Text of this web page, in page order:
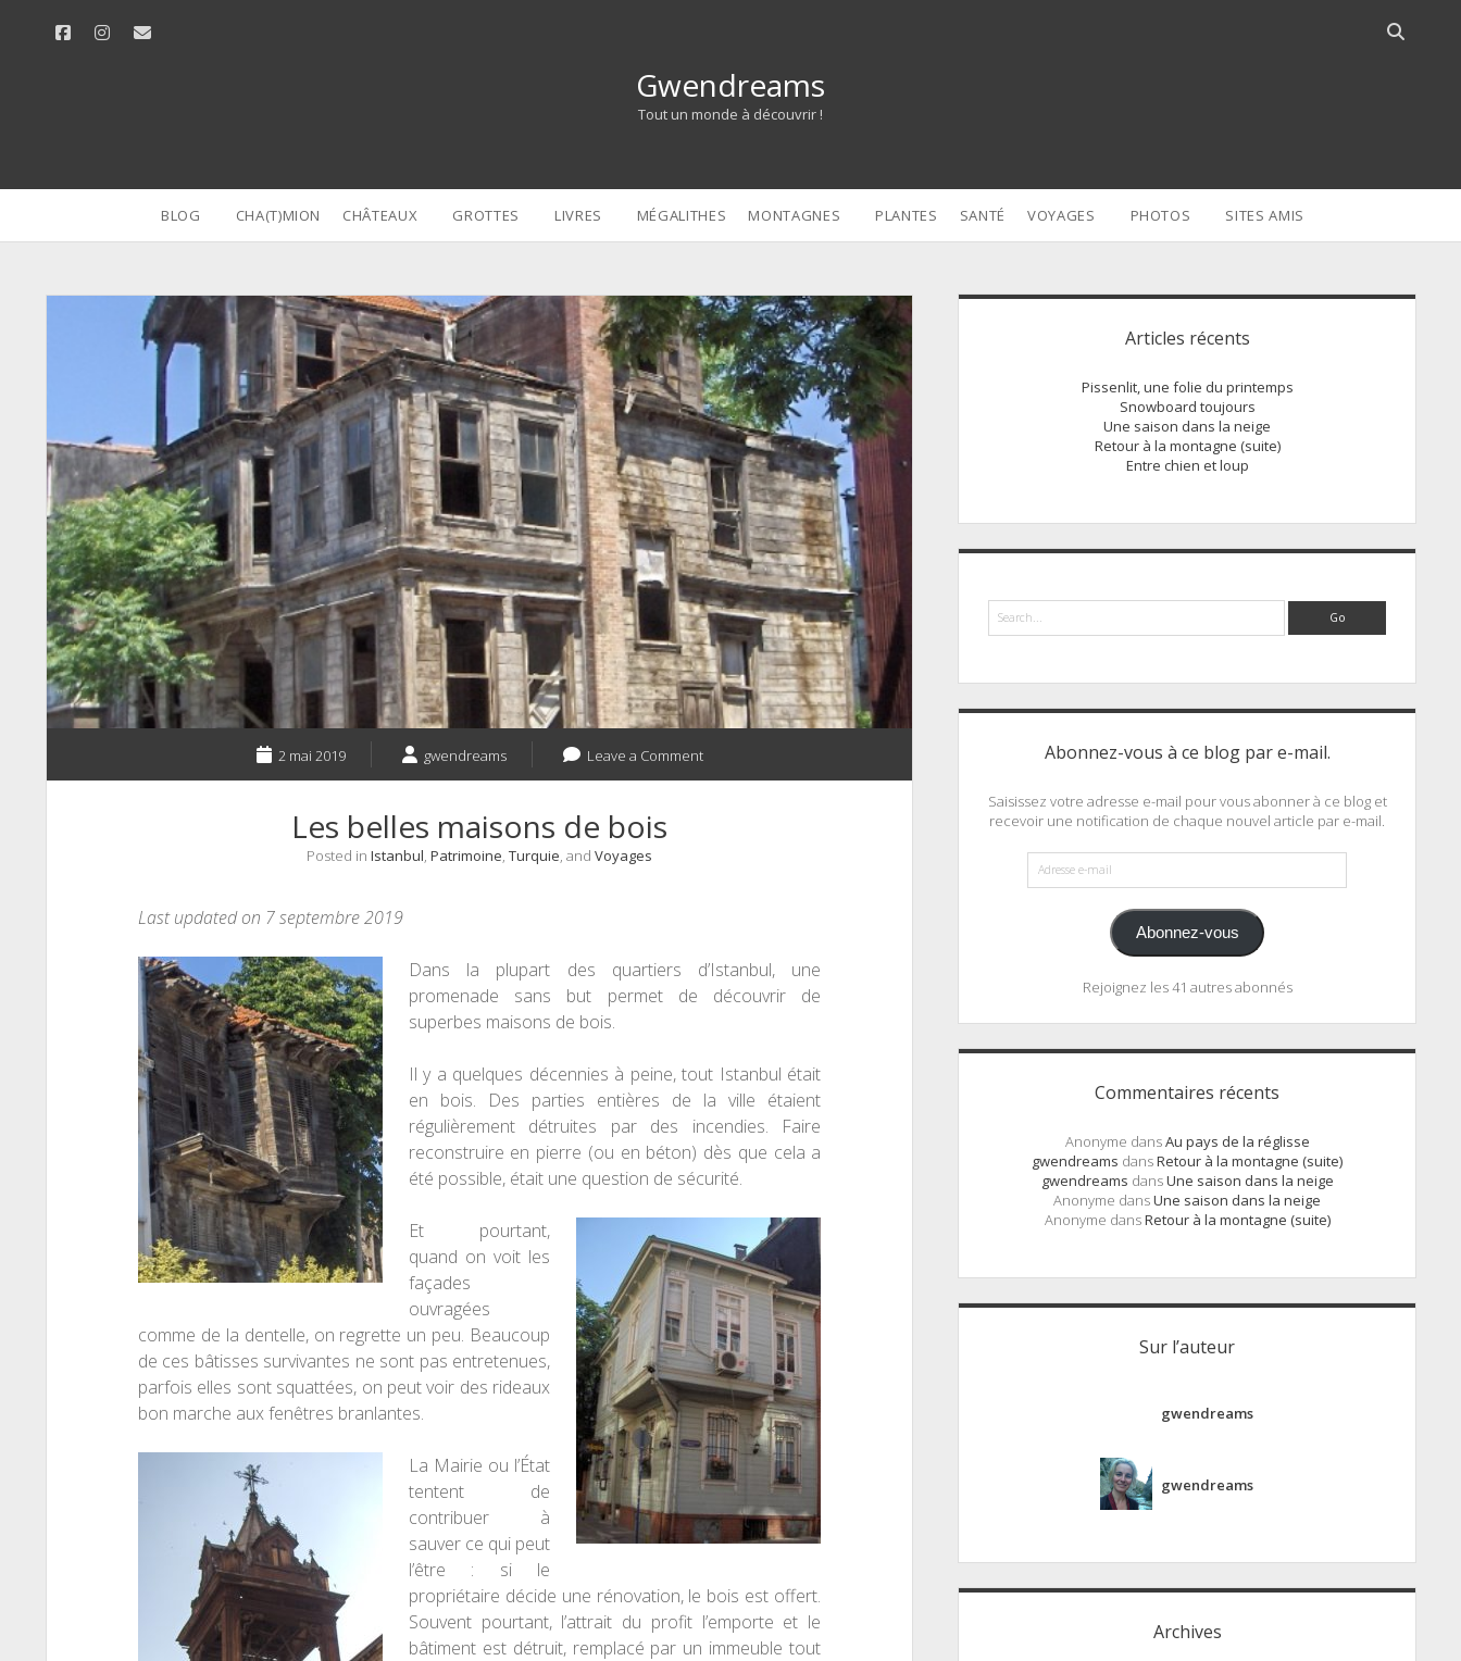
facebookinstagram
email
Open
Gwendreams
Tout un monde à découvrir !
BLOG CHA(T)MION CHÂTEAUX GROTTES LIVRES MÉGALITHES MONTAGNES PLANTES SANTÉ VOYAGES PHOTOS SITES AMIS
2 mai 2019 gwendreams Leave a Comment
Les belles maisons de bois
Posted in Istanbul, Patrimoine, Turquie, and Voyages
Last updated on 7 septembre 2019
Dans la plupart des quartiers d’Istanbul, une
promenade sans but permet de découvrir de
superbes maisons de bois.
Il y a quelques décennies à peine, tout Istanbul était
en bois. Des parties entières de la ville étaient
régulièrement détruites par des incendies. Faire
reconstruire en pierre (ou en béton) dès que cela a
été possible, était une question de sécurité.
Et pourtant,
quand on voit les
façades
ouvragées
comme de la dentelle, on regrette un peu. Beaucoup
de ces bâtisses survivantes ne sont pas entretenues,
parfois elles sont squattées, on peut voir des rideaux
bon marche aux fenêtres branlantes.
La Mairie ou l’État
tentent de
contribuer à
sauver ce qui peut
l’être : si le
propriétaire décide une rénovation, le bois est offert.
Souvent pourtant,l’attrait du profit l’emporte et le
bâtiment est détruit, remplacé par un immeuble tout
Sidebar
Articles récents
Pissenlit, une folie du printemps
Snowboard toujours
Une saison dans la neige
Retour à la montagne (suite)
Entre chien et loup
Search
Abonnez-vous à ce blog par e-mail.
Saisissez votre adresse e-mail pour vous abonner à ce blog et
recevoir une notification de chaque nouvel article par e-mail.
Adresse
e-
Abonnez-vous
Rejoignez les 41 autres abonnés
Commentaires récents
Anonyme dansAu pays de la réglisse
gwendreams dansRetour à la montagne (suite)
gwendreams dansUne saison dans la neige
Anonyme dansUne saison dans la neige
Anonyme dansRetour à la montagne (suite)
Sur l’auteur
gwendreams
gwendreams
Archives